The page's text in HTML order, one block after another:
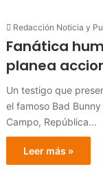
Redacción Noticia y
Fanática
planea
Un testigo que
el famoso Bad
Campo, República…
Leer más »